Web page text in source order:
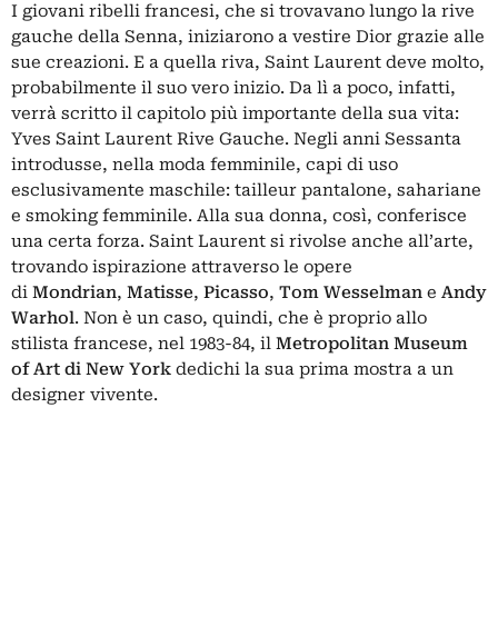
I giovani ribelli francesi, che si trovavano lungo la rive
gauche della Senna, iniziarono a vestire Dior grazie alle
sue creazioni. E a quella riva, Saint Laurent deve molto,
probabilmente il suo vero inizio. Da lì a poco, infatti,
verrà scritto il capitolo più importante della sua vita:
Yves Saint Laurent Rive Gauche. Negli anni Sessanta
introdusse, nella moda femminile, capi di uso
esclusivamente maschile: tailleur pantalone, sahariane
e smoking femminile. Alla sua donna, così, conferisce
una certa forza. Saint Laurent si rivolse anche all’arte,
trovando ispirazione attraverso le opere
di Mondrian, Matisse, Picasso, Tom Wesselman e Andy
Warhol. Non è un caso, quindi, che è proprio allo
stilista francese, nel 1983-84, il Metropolitan Museum
of Art di New York dedichi la sua prima mostra a un
designer vivente.